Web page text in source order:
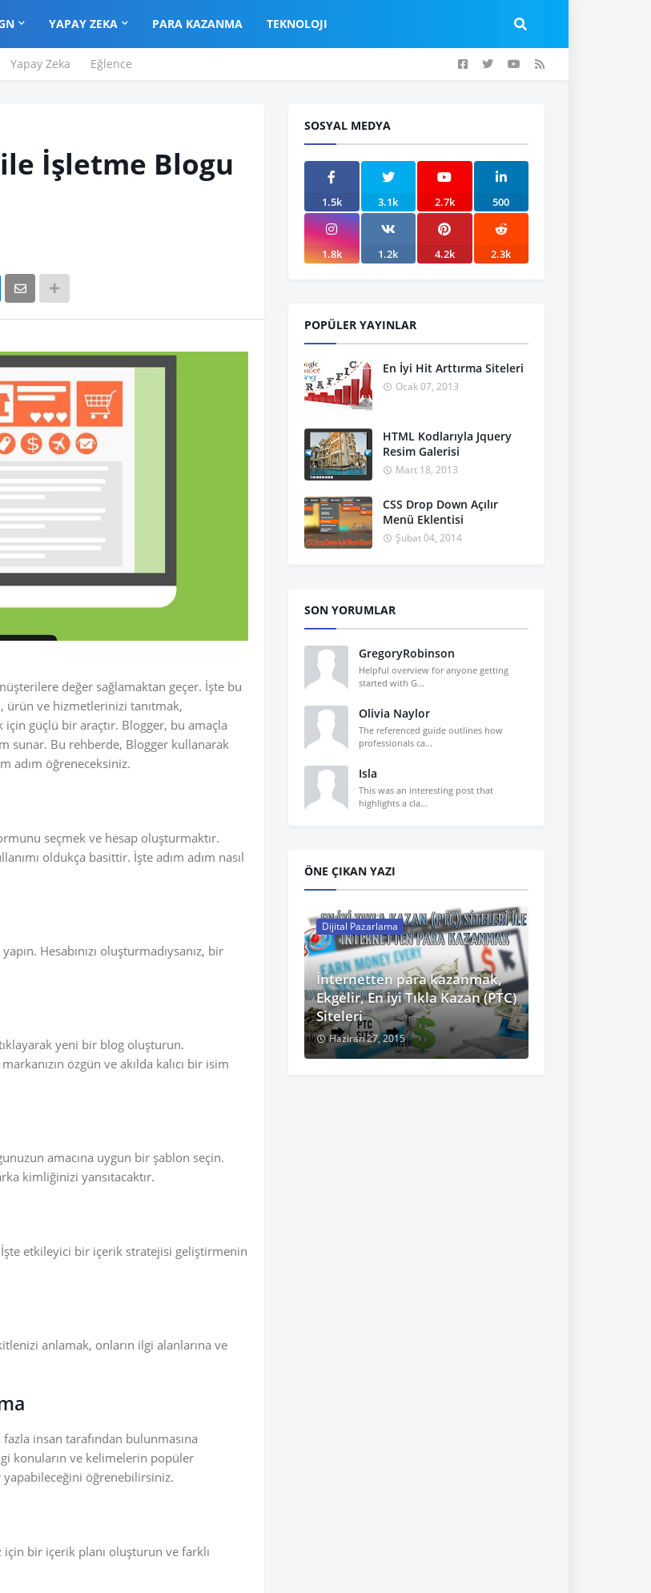
YAPAY ZEKA PARA KAZANMA TEKNOLOJI
Yapay Zeka Eğlence
İşletme Blogu
değer sağlamaktan geçer. İşte bu
ürün ve hizmetlerinizi tanıtmak,
güçlü bir araçtır. Blogger, bu amaçla
sunar. Bu rehberde, Blogger kullanarak
adım öğreneceksiniz.
seçmek ve hesap oluşturmaktır.
oldukça basittir. İşte adım adım nasıl
Hesabınızı oluşturmadıysanız, bir
yeni bir blog oluşturun.
özgün ve akılda kalıcı bir isim
amacına uygun bir şablon seçin.
kimliğinizi yansıtacaktır.
etkileyici bir içerik stratejisi geliştirmenin
anlamak, onların ilgi alanlarına ve
insan tarafından bulunmasına
konuların ve kelimelerin popüler
öğrenebilirsiniz.
bir içerik planı oluşturun ve farklı
SOSYAL MEDYA
1.5k 3.1k 2.7k 500
1.8k 1.2k 4.2k 2.3k
POPÜLER YAYINLAR
En İyi Hit Arttırma Siteleri
Ocak 07, 2013
HTML Kodlarıyla Jquery
Resim Galerisi
Mart 18, 2013
CSS Drop Down Açılır
Menü Eklentisi
Şubat 04, 2014
SON YORUMLAR
GregoryRobinson
Helpful overview for anyone getting
started with G...
Olivia Naylor
The referenced guide outlines how
professionals ca...
Isla
This was an interesting post that
highlights a cla...
ÖNE ÇIKAN YAZI
Dijital Pazarlama
İnternetten para kazanmak,
Ekgelir, En iyi Tıkla Kazan (PTC)
Siteleri
Haziran 27, 2015